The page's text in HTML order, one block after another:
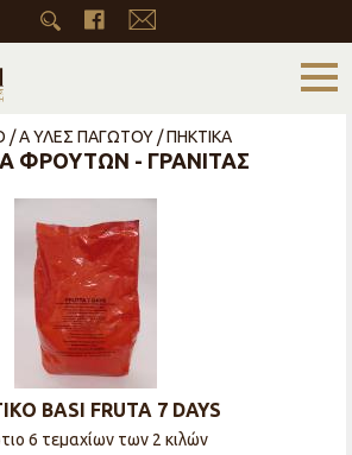
/ Α ΥΛΕΣ ΠΑΓΩΤΟΥ / ΠΗΚΤΙΚΑ
ΦΡΟΥΤΩΝ - ΓΡΑΝΙΤΑΣ
BASI FRUTA 7 DAYS
6 τεμαχίων των 2 κιλών